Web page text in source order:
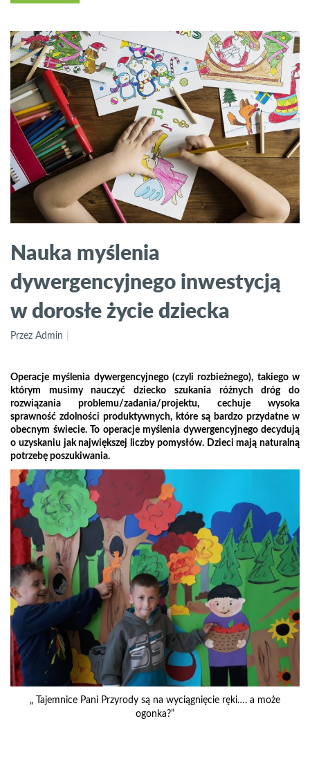
Nauka myślenia
dywergencyjnego inwestycją
w dorosłe życie dziecka
Przez Admin
Operacje myślenia dywergencyjnego (czyli rozbieżnego), takiego w
którym musimy nauczyć dziecko szukania różnych dróg do
rozwiązania problemu/zadania/projektu, cechuje wysoka
sprawność zdolności produktywnych, które są bardzo przydatne w
obecnym świecie. To operacje myślenia dywergencyjnego decydują
o uzyskaniu jak największej liczby pomysłów. Dzieci mają naturalną
potrzebę poszukiwania.
„ Tajemnice Pani Przyrody są na wyciągnięcie ręki…. a może
ogonka?”